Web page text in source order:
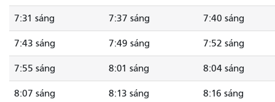
7:31 sáng 7:37 sáng 7:40 sáng
7:43 sáng 7:49 sáng 7:52 sáng
7:55 sáng 8:01 sáng 8:04 sáng
8:07 sáng 8:13 sáng 8:16 sáng